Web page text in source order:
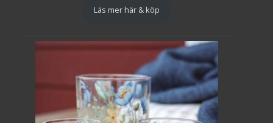
Läs mer här & köp